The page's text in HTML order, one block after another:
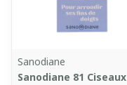
Sanodiane
Sanodiane 81 Ciseaux